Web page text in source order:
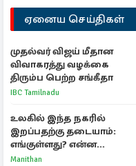
ஏனைய செய்திகள்
முதல்வர் விஜய் மீதான
விவாகரத்து வழக்கை
திரும்ப பெற்ற சங்கீதா
IBC Tamilnadu
உலகில் இந்த நகரில்
இறப்பதற்கு தடையாம்:
எங்குள்ளது? என்ன
காரணம் தெரியுமா?
Manithan